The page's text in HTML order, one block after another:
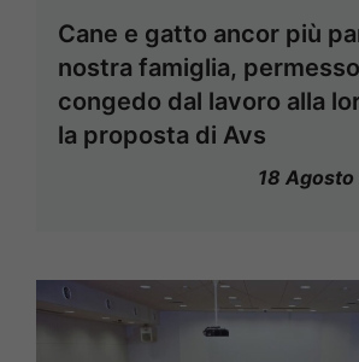
Cane e gatto ancor più
nostra famiglia,
congedo dal lavoro alla
la proposta di Avs
18